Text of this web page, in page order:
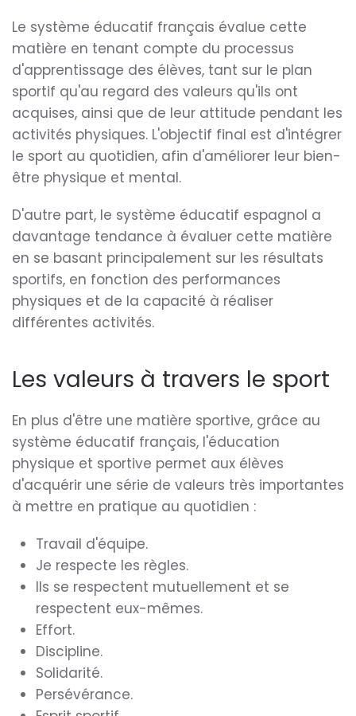
Le système éducatif français évalue cette
matière en tenant compte du processus
d'apprentissage des élèves, tant sur le plan
sportif qu'au regard des valeurs qu'ils ont
acquises, ainsi que de leur attitude pendant les
activités physiques. L'objectif final est d'intégrer
le sport au quotidien, afin d'améliorer leur bien-
être physique et mental.
D'autre part, le système éducatif espagnol a
davantage tendance à évaluer cette matière
en se basant principalement sur les résultats
sportifs, en fonction des performances
physiques et de la capacité à réaliser
différentes activités.
Les valeurs à travers le sport
En plus d'être une matière sportive, grâce au
système éducatif français, l'éducation
physique et sportive permet aux élèves
d'acquérir une série de valeurs très importantes
à mettre en pratique au quotidien :
Travail d'équipe.
Je respecte les règles.
Ils se respectent mutuellement et se
respectent eux-mêmes.
Effort.
Discipline.
Solidarité.
Persévérance.